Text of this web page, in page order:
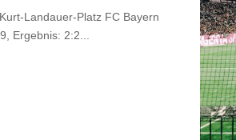
Landauer-Platz FC Bayern
Ergebnis: 2:2...